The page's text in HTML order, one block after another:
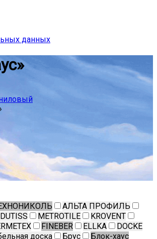
данных
АЛЬТА ПРОФИЛЬ
METROTILE
KROVENT
FINEBER ELLKA
DOCKE
доска Брус
Блок-хаус